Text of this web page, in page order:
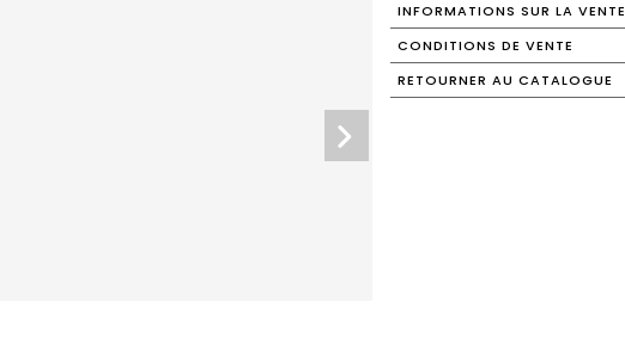
INFORMATIONS SUR LA VENTE
CONDITIONS DE VENTE
RETOURNER AU CATALOGUE